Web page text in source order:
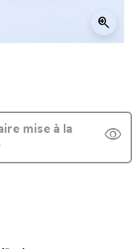
zoom_in
mise à la
visibility